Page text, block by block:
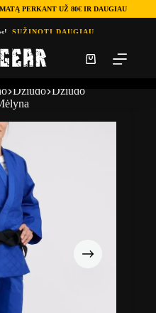
PERKANT UŽ 80€ IR DAUGIAU
SUŽINOTI DAUGIAU
Dziudo Dziudo